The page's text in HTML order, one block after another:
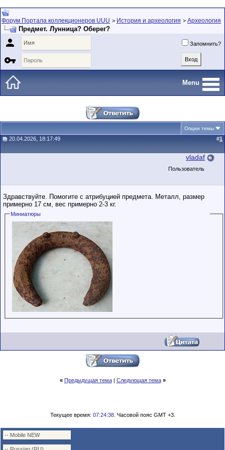
Форум Портала коллекционеров UUU > История и археология > Археология
Предмет. Лунница? Оберег?
 Запомнить?

Menu
Опции темы
20.04.2026, 18:17:49 #1
vladaf
Пользователь
Здравствуйте. Помогите с атрибуцией предмета. Металл, размер
примерно 17 см, вес примерно 2-3 кг.
Миниатюры
« Предыдущая тема| Следующая тема »
Текущее время: 07:24:38. Часовой пояс GMT +3.